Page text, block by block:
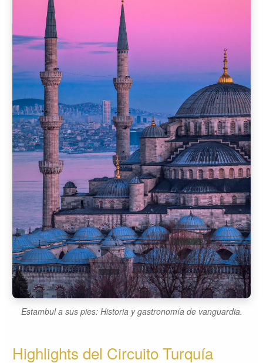
Estambul a sus pies: Historia y gastronomía de vanguardia.
Highlights del Circuito Turquía